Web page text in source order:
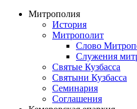
Митрополия
История
Митрополит
Слово
Служения
Святые Кузбасса
Святыни Кузбасса
Семинария
Соглашения